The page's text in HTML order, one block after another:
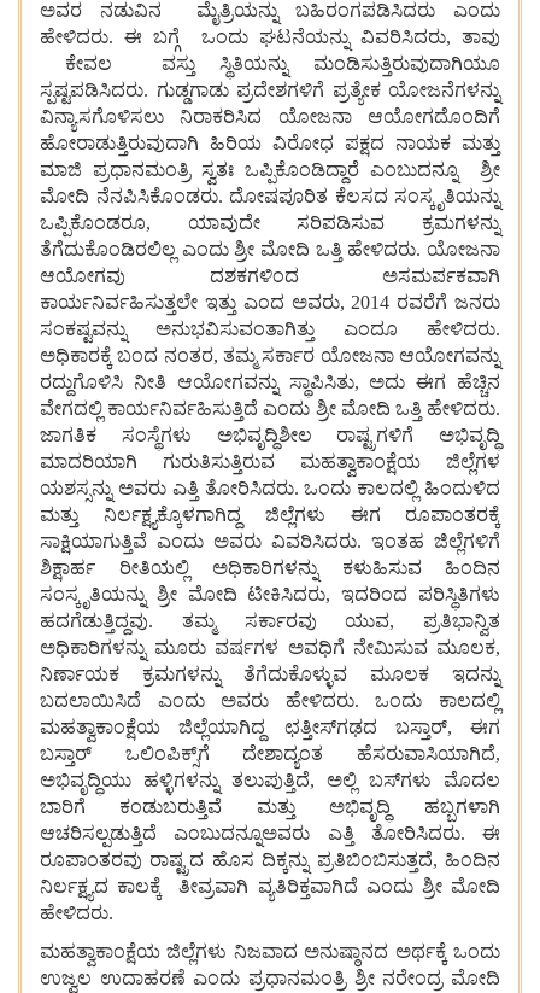
ಅವರ ನಡುವಿನ ಮೈತ್ರಿಯನ್ನು
ಬಹಿರಂಗಪಡಿಸಿದರು ಎಂದು
ಹೇಳಿದರು. ಈ ಬಗ್ಗೆ
ಒಂದು ಘಟನೆಯನ್ನು ವಿವರಿಸಿದರು, ತಾವು
ಕೇವಲ
ವಸ್ತು ಸ್ಥಿತಿಯನ್ನು ಮಂಡಿಸುತ್ತಿರುವುದಾಗಿಯೂ
ಸ್ಪಷ್ಟಪಡಿಸಿದರು. ಗುಡ್ಡಗಾಡು ಪ್ರದೇಶಗಳಿಗೆ ಪ್ರತ್ಯೇಕ ಯೋಜನೆಗಳನ್ನು
ವಿನ್ಯಾಸಗೊಳಿಸಲು
ನಿರಾಕರಿಸಿದ ಯೋಜನಾ
ಆಯೋಗದೊಂದಿಗೆ
ಹೋರಾಡುತ್ತಿರುವುದಾಗಿ ಹಿರಿಯ ವಿರೋಧ ಪಕ್ಷದ ನಾಯಕ ಮತ್ತು
ಮಾಜಿ
ಪ್ರಧಾನಮಂತ್ರಿ ಸ್ವತಃ ಒಪ್ಪಿಕೊಂಡಿದ್ದಾರೆ ಎಂಬುದನ್ನೂ
ಶ್ರೀ
ಮೋದಿ ನೆನಪಿಸಿಕೊಂಡರು. ದೋಷಪೂರಿತ ಕೆಲಸದ ಸಂಸ್ಕೃತಿಯನ್ನು
ಒಪ್ಪಿಕೊಂಡರೂ, ಯಾವುದೇ
ಸರಿಪಡಿಸುವ
ಕ್ರಮಗಳನ್ನು
ತೆಗೆದುಕೊಂಡಿರಲಿಲ್ಲ ಎಂದು ಶ್ರೀ ಮೋದಿ ಒತ್ತಿ ಹೇಳಿದರು. ಯೋಜನಾ
ಆಯೋಗವು
ದಶಕಗಳಿಂದ
ಅಸಮರ್ಪಕವಾಗಿ
ಕಾರ್ಯನಿರ್ವಹಿಸುತ್ತಲೇ ಇತ್ತು ಎಂದ ಅವರು, 2014 ರವರೆಗೆ ಜನರು
ಸಂಕಷ್ಟವನ್ನು ಅನುಭವಿಸುವಂತಾಗಿತ್ತು ಎಂದೂ ಹೇಳಿದರು.
ಅಧಿಕಾರಕ್ಕೆ ಬಂದ ನಂತರ, ತಮ್ಮ ಸರ್ಕಾರ ಯೋಜನಾ ಆಯೋಗವನ್ನು
ರದ್ದುಗೊಳಿಸಿ ನೀತಿ ಆಯೋಗವನ್ನು ಸ್ಥಾಪಿಸಿತು, ಅದು ಈಗ
ಹೆಚ್ಚಿನ
ವೇಗದಲ್ಲಿ ಕಾರ್ಯನಿರ್ವಹಿಸುತ್ತಿದೆ ಎಂದು ಶ್ರೀ ಮೋದಿ ಒತ್ತಿ ಹೇಳಿದರು.
ಜಾಗತಿಕ
ಸಂಸ್ಥೆಗಳು ಅಭಿವೃದ್ಧಿಶೀಲ ರಾಷ್ಟ್ರಗಳಿಗೆ
ಅಭಿವೃದ್ಧಿ
ಮಾದರಿಯಾಗಿ
ಗುರುತಿಸುತ್ತಿರುವ ಮಹತ್ವಾಕಾಂಕ್ಷೆಯ
ಜಿಲ್ಲೆಗಳ
ಯಶಸ್ಸನ್ನು ಅವರು ಎತ್ತಿ ತೋರಿಸಿದರು. ಒಂದು ಕಾಲದಲ್ಲಿ ಹಿಂದುಳಿದ
ಮತ್ತು
ನಿರ್ಲಕ್ಷ್ಯಕ್ಕೊಳಗಾಗಿದ್ದ ಜಿಲ್ಲೆಗಳು ಈಗ
ರೂಪಾಂತರಕ್ಕೆ
ಸಾಕ್ಷಿಯಾಗುತ್ತಿವೆ ಎಂದು ಅವರು ವಿವರಿಸಿದರು. ಇಂತಹ ಜಿಲ್ಲೆಗಳಿಗೆ
ಶಿಕ್ಷಾರ್ಹ ರೀತಿಯಲ್ಲಿ ಅಧಿಕಾರಿಗಳನ್ನು
ಕಳುಹಿಸುವ
ಹಿಂದಿನ
ಸಂಸ್ಕೃತಿಯನ್ನು ಶ್ರೀ ಮೋದಿ ಟೀಕಿಸಿದರು, ಇದರಿಂದ ಪರಿಸ್ಥಿತಿಗಳು
ಹದಗೆಡುತ್ತಿದ್ದವು. ತಮ್ಮ
ಸರ್ಕಾರವು
ಯುವ, ಪ್ರತಿಭಾನ್ವಿತ
ಅಧಿಕಾರಿಗಳನ್ನು ಮೂರು ವರ್ಷಗಳ ಅವಧಿಗೆ ನೇಮಿಸುವ ಮೂಲಕ,
ನಿರ್ಣಾಯಕ
ಕ್ರಮಗಳನ್ನು ತೆಗೆದುಕೊಳ್ಳುವ ಮೂಲಕ
ಇದನ್ನು
ಬದಲಾಯಿಸಿದೆ
ಎಂದು ಅವರು ಹೇಳಿದರು. ಒಂದು
ಕಾಲದಲ್ಲಿ
ಮಹತ್ವಾಕಾಂಕ್ಷೆಯ
ಜಿಲ್ಲೆಯಾಗಿದ್ದ ಛತ್ತೀಸ್‌ಗಢದ
ಬಸ್ತಾರ್, ಈಗ
ಬಸ್ತಾರ್
ಒಲಿಂಪಿಕ್ಸ್‌ಗೆ ದೇಶಾದ್ಯಂತ
ಹೆಸರುವಾಸಿಯಾಗಿದೆ,
ಅಭಿವೃದ್ಧಿಯು
ಹಳ್ಳಿಗಳನ್ನು ತಲುಪುತ್ತಿದೆ, ಅಲ್ಲಿ ಬಸ್‌ಗಳು
ಮೊದಲ
ಬಾರಿಗೆ
ಕಂಡುಬರುತ್ತಿವೆ ಮತ್ತು
ಅಭಿವೃದ್ಧಿ ಹಬ್ಬಗಳಾಗಿ
ಆಚರಿಸಲ್ಪಡುತ್ತಿದೆ
ಎಂಬುದನ್ನೂಅವರು ಎತ್ತಿ
ತೋರಿಸಿದರು. ಈ
ರೂಪಾಂತರವು ರಾಷ್ಟ್ರದ ಹೊಸ ದಿಕ್ಕನ್ನು ಪ್ರತಿಬಿಂಬಿಸುತ್ತದೆ, ಹಿಂದಿನ
ನಿರ್ಲಕ್ಷ್ಯದ ಕಾಲಕ್ಕೆ
ತೀವ್ರವಾಗಿ ವ್ಯತಿರಿಕ್ತವಾಗಿದೆ ಎಂದು ಶ್ರೀ ಮೋದಿ
ಹೇಳಿದರು.
ಮಹತ್ವಾಕಾಂಕ್ಷೆಯ ಜಿಲ್ಲೆಗಳು ನಿಜವಾದ ಅನುಷ್ಠಾನದ ಅರ್ಥಕ್ಕೆ ಒಂದು
ಉಜ್ವಲ ಉದಾಹರಣೆ ಎಂದು ಪ್ರಧಾನಮಂತ್ರಿ ಶ್ರೀ ನರೇಂದ್ರ ಮೋದಿ